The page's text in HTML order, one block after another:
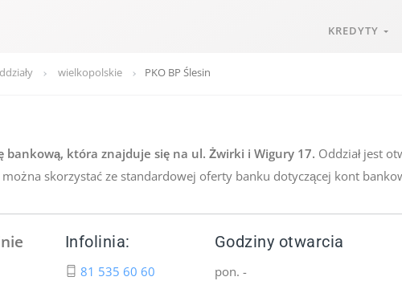
KREDYTY
wielkopolskie PKO BP Ślesin
bankową, która znajduje się na ul. Żwirki i Wigury 17. Oddział jest
skorzystać ze standardowej oferty banku dotyczącej kont
Infolinia:
81 535 60 60
Godziny otwarcia
pon. -